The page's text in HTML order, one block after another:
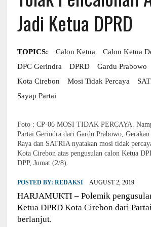
Jadi Ketua DPRD
TOPICS: Calon Ketua
Calon Ketua
DPC Gerindra
DPRD Gardu Prabowo
Kota Cirebon
Mosi Tidak Percaya
Sayap Partai
Foto : CP-06 MOSI TIDAK PERCAYA.
Partai Gerindra dari Gardu Prabowo,
Raya dan SATRIA nyatakan mosi tidak
Kota Cirebon atas pengusulan calon Ketua
DPP, Jumat (2/8).
POSTED BY: REDAKSI AUGUST 2, 2019
HARJAMUKTI – Polemik
Ketua DPRD Kota Cirebon dari
berlanjut.